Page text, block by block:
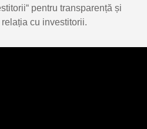
pentru transparență și
cu investitorii.